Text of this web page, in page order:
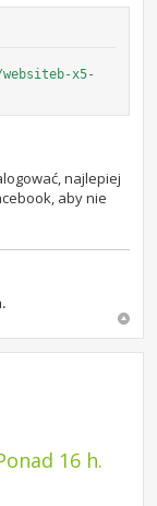
x5-
najlepiej
aby nie
16 h.